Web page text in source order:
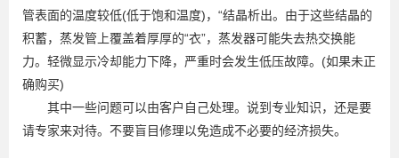
管表面的温度较低(低于饱和温度)，“结晶析出。由于这些结晶的
积蓄，蒸发管上覆盖着厚厚的“衣”，蒸发器可能失去热交换能
力。轻微显示冷却能力下降，严重时会发生低压故障。(如果未正
确购买)
其中一些问题可以由客户自己处理。说到专业知识，还是要
请专家来对待。不要盲目修理以免造成不必要的经济损失。